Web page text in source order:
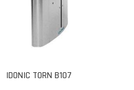
IDONIC TORN B107